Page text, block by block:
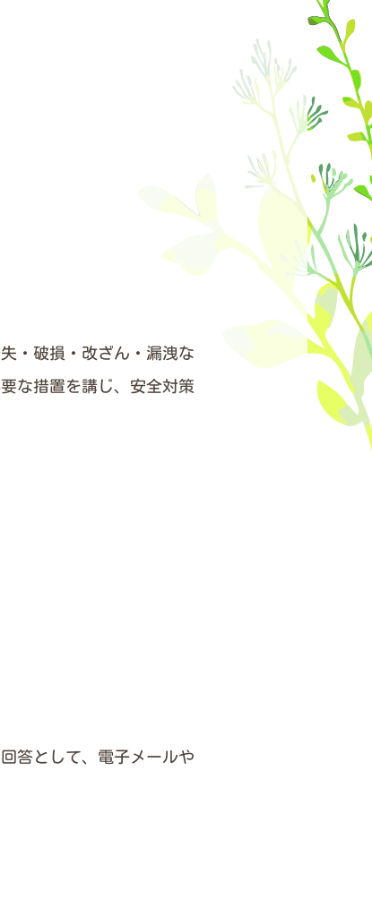
・破損・改ざん・漏洩な
な措置を講じ、安全対策
答として、電子メールや